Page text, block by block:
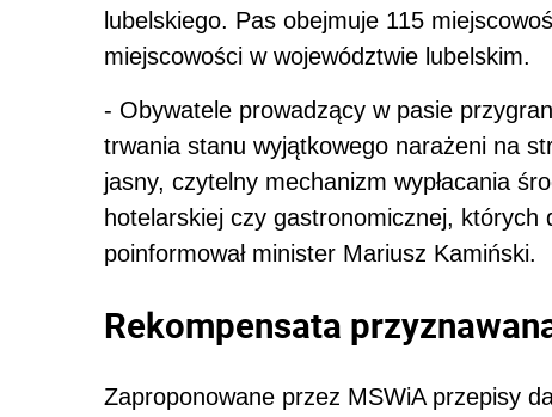
lubelskiego. Pas obejmuje 115
miejscowości w województwie lubelskim.
- Obywatele prowadzący w pasie
trwania stanu wyjątkowego narażeni na
jasny, czytelny mechanizm wypłacania
hotelarskiej czy gastronomicznej, których
poinformował minister Mariusz Kamiński.
Rekompensata
Zaproponowane przez MSWiA przepisy